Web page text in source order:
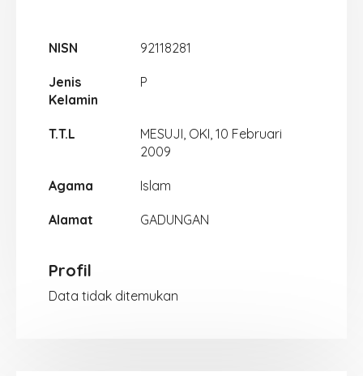
NISN 92118281
Jenis
Kelamin
P
T.T.L
MESUJI, OKI, 10 Februari
2009
Agama Islam
Alamat GADUNGAN
Profil
Data tidak ditemukan